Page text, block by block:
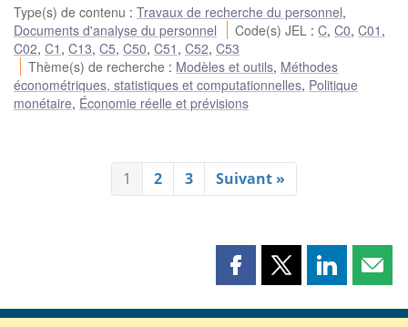
Type(s) de contenu : Travaux de recherche du personnel,
Documents d'analyse du personnel
Code(s) JEL :C,C0,C01 ,
C02, C1 , C13, C5, C50, C51 , C52, C53
Thème(s) de recherche : Modèles et outils, Méthodes
économétriques, statistiques et computationnelles, Politique
monétaire, Économie réelle et prévisions
1 2 3 Suivant »
Partager
page
Partager
page
Partager
page page